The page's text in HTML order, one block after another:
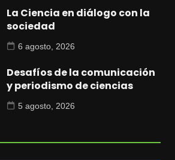
La Ciencia en diálogo con la
sociedad
6 agosto, 2026
Desafíos de la comunicación
y periodismo de ciencias
5 agosto, 2026